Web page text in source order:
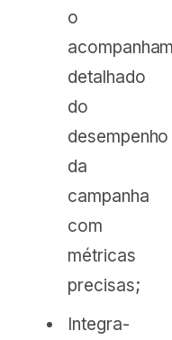
o
detalhado
do
desempenho
da
campanha
com
métricas
precisas;
Integra-